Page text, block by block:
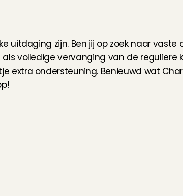
uitdaging zijn. Ben jij op zoek naar
volledige vervanging van de reguliere
extra ondersteuning. Benieuwd wat